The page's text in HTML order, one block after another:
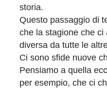
storia.
Questo passaggio di
che la stagione che ci
diversa da tutte le
Ci sono sfide nuove
Pensiamo a quella
per esempio, che ci